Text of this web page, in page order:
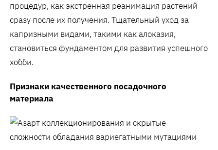
процедур, как экстренная реанимация растений
сразу после их получения. Тщательный уход за
капризными видами, такими как алоказия,
становиться фундаментом для развития успешного
хобби.
Признаки качественного посадочного
материала